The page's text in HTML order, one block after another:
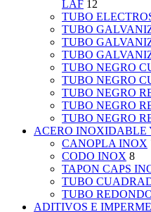
LAF 12
TUBO
TUBO
TUBO
TUBO
TUBO NEGRO
TUBO NEGRO
TUBO NEGRO
TUBO NEGRO
TUBO NEGRO
ACERO INOXIDABLE
CANOPLA INOX
CODO INOX 8
TAPON CAPS
TUBO
TUBO
ADITIVOS E